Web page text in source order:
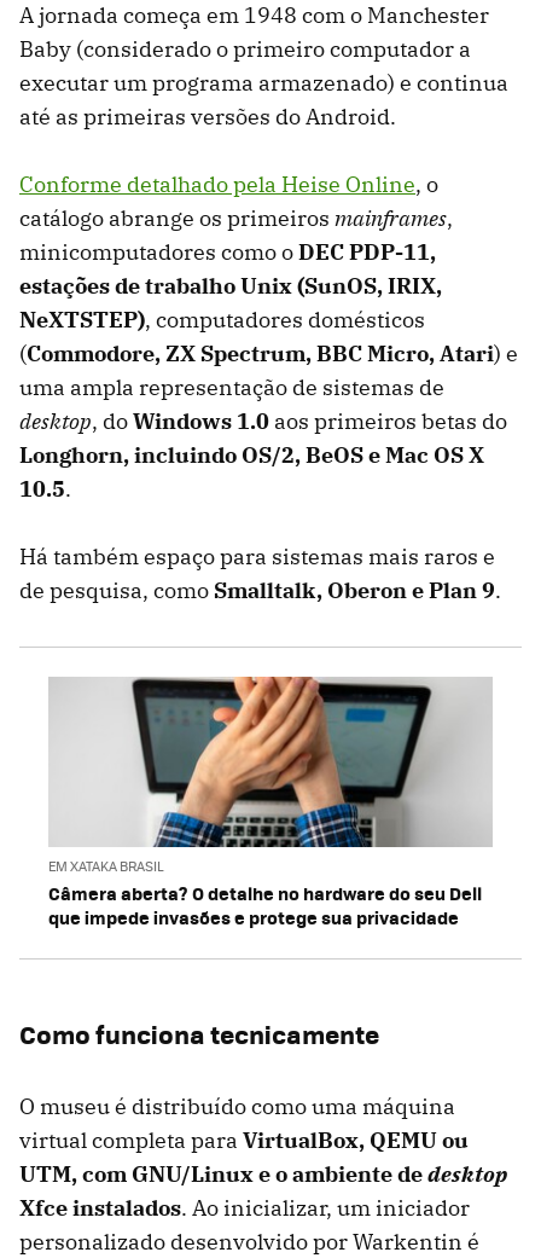
A jornada começa em 1948 com o Manchester
Baby (considerado o primeiro computador a
executar um programa armazenado) e continua
até as primeiras versões do Android.
Conforme detalhado pela Heise Online, o
catálogo abrange os primeiros mainframes,
minicomputadores como oDEC PDP-11,
estações de trabalho Unix (SunOS, IRIX,
NeXTSTEP), computadores domésticos
(Commodore, ZX Spectrum, BBC Micro, Atari) e
uma ampla representação de sistemas de
desktop, doWindows 1.0 aos primeiros betas do
Longhorn, incluindo OS/2, BeOS e Mac OS X
10.5.
Há também espaço para sistemas mais raros e
de pesquisa, como Smalltalk, Oberon e Plan 9.
EM XATAKA BRASIL
Câmera aberta? O detalhe no hardware do seu Dell
que impede invasões e protege sua privacidade
Como funciona tecnicamente
O museu é distribuído como uma máquina
virtual completa para VirtualBox, QEMU ou
UTM, com GNU/Linux e o ambiente dedesktop
Xfce instalados. Ao inicializar, um iniciador
personalizado desenvolvido por Warkentin é